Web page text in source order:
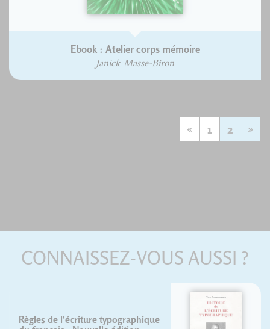
Ebook : Atelier corps mémoire
Janick Masse-Biron
« 1 2 »
CONNAISSEZ-VOUS AUSSI ?
Histoire de l'écriture